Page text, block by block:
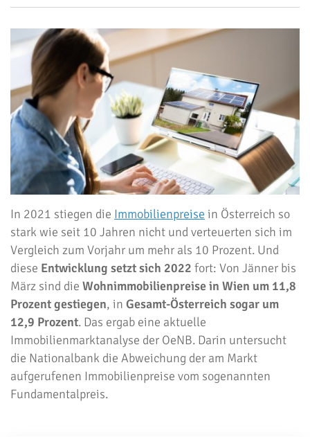
In 2021 stiegen die Immobilienpreise in Österreich so
stark wie seit 10 Jahren nicht und verteuerten sich im
Vergleich zum Vorjahr um mehr als 10 Prozent. Und
diese Entwicklung setzt sich 2022 fort: Von Jänner bis
März sind die Wohnimmobilienpreise in Wien um 11,8
Prozent gestiegen, in Gesamt-Österreich sogar um
12,9 Prozent. Das ergab eine aktuelle
Immobilienmarktanalyse der OeNB. Darin untersucht
die Nationalbank die Abweichung der am Markt
aufgerufenen Immobilienpreise vom sogenannten
Fundamentalpreis.